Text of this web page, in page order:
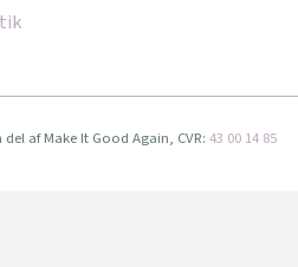
af Make It Good Again, CVR: 43 00 14 85